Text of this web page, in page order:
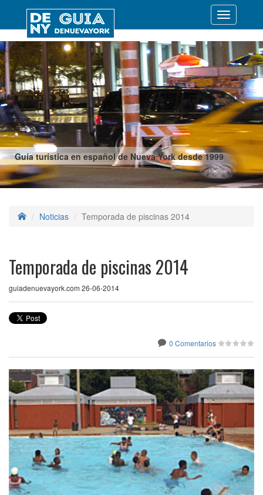
Guía turística en español de Nueva York desde 1999
Desplegar
Noticias Temporada de piscinas 2014
Temporada de piscinas 2014
guiadenuevayork.com 26-06-2014
0 Comentarios